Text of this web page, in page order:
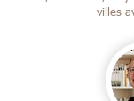
villes